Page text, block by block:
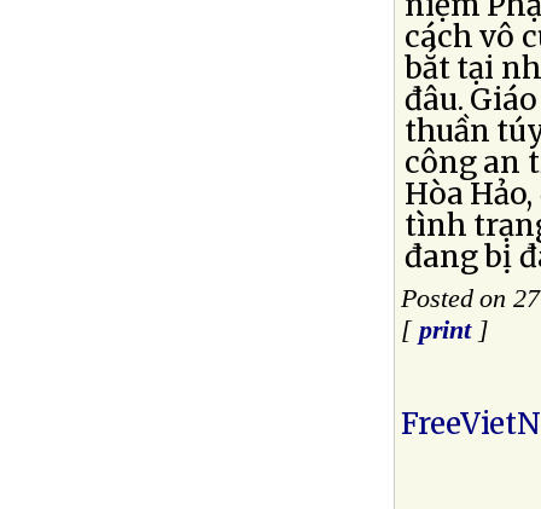
cách vô
bắt tại
đâu.
thuần
công an
Hòa
tình
đang bị
Posted on
[ print]